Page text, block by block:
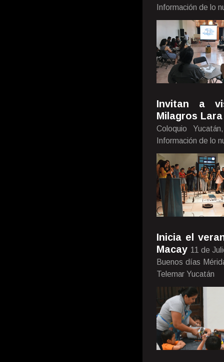
Información de lo
Invitan a
Milagros Lara
Coloquio
Información de lo
Inicia el
Macay 11 de
Buenos días
Telemar Yucatán